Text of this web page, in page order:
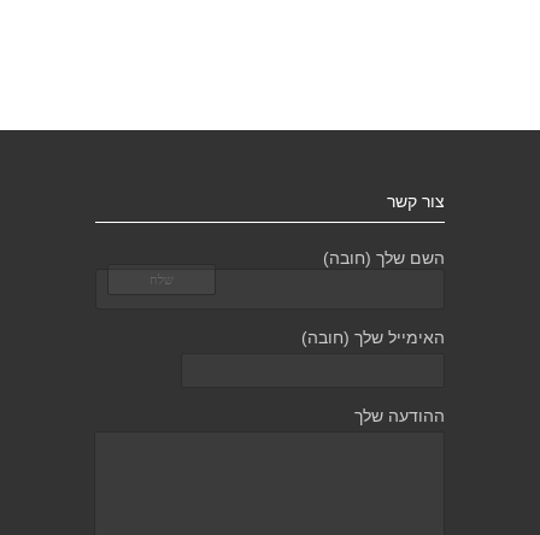
צור קשר
השם שלך (חובה)
האימייל שלך (חובה)
ההודעה שלך